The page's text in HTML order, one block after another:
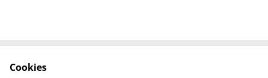
Cookies